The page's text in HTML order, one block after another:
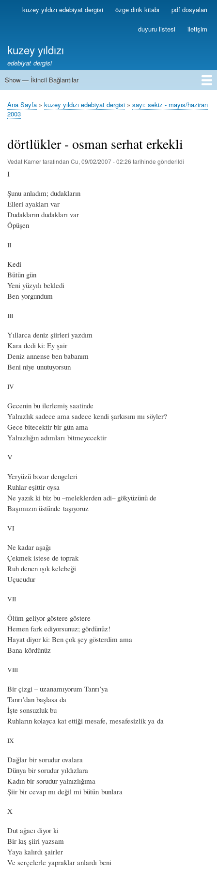
Ana
içeriğe
Birincilkuzey yıldızı edebiyat dergisi özge dirik kitabı pdf dosyaları
duyuru listesi iletişim
kuzey yıldızı
edebiyat dergisi
İkincil
Show — İkincil Bağlantılar
1
2
3
4
5
6
7
8
9
10
11
12
13
Sayfa
Ana Sayfa kuzey yıldızı edebiyat dergisi
sayı: sekiz - mayıs/haziran
2003
dörtlükler - osman serhat erkekli
Vedat Kamertarafından Cu, 09/02/2007 - 02:26 tarihinde gönderildi
I
Şunu anladım; dudakların
Elleri ayakları var
Dudakların dudakları var
Öpüşen
II
Kedi
Bütün gün
Yeni yüzyılı bekledi
Ben yorgundum
III
Yıllarca deniz şiirleri yazdım
Kara dedi ki: Ey şair
Deniz annense ben babanım
Beni niye unutuyorsun
IV
Gecenin bu ilerlemiş saatinde
Yalnızlık sadece ama sadece kendi şarkısını mı söyler?
Gece bitecektir bir gün ama
Yalnızlığın adımları bitmeyecektir
V
Yeryüzü bozar dengeleri
Ruhlar eşittir oysa
Ne yazık ki biz bu –meleklerden adi– gökyüzünü de
Başımızın üstünde taşıyoruz
VI
Ne kadar aşağı
Çekmek istese de toprak
Ruh denen ışık kelebeği
Uçucudur
VII
Ölüm geliyor göstere göstere
Hemen fark ediyorsunuz; gördünüz!
Hayat diyor ki: Ben çok şey gösterdim ama
Bana kördünüz
VIII
Bir çizgi – uzanamıyorum Tanrı’ya
Tanrı’dan başlasa da
İşte sonsuzluk bu
Ruhların kolayca kat ettiği mesafe, mesafesizlik ya da
IX
Dağlar bir sorudur ovalara
Dünya bir sorudur yıldızlara
Kadın bir sorudur yalnızlığıma
Şiir bir cevap mı değil mi bütün bunlara
X
Dut ağacı diyor ki
Bir kış şiiri yazsam
Yaya kalırdı şairler
Ve serçelerle yapraklar anlardı beni